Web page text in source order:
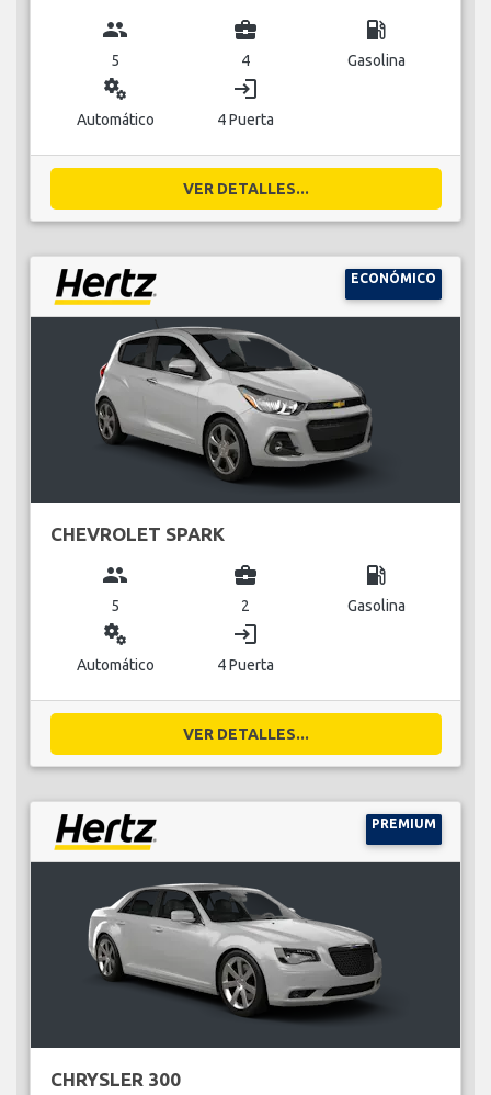
group
5
business_center
4
local_gas_station
Gasolina
miscellaneous_services
Automático
login
4 Puerta
VER DETALLES...
ECONÓMICO
CHEVROLET SPARK
group
5
business_center
2
local_gas_station
Gasolina
miscellaneous_services
Automático
login
4 Puerta
VER DETALLES...
PREMIUM
CHRYSLER 300